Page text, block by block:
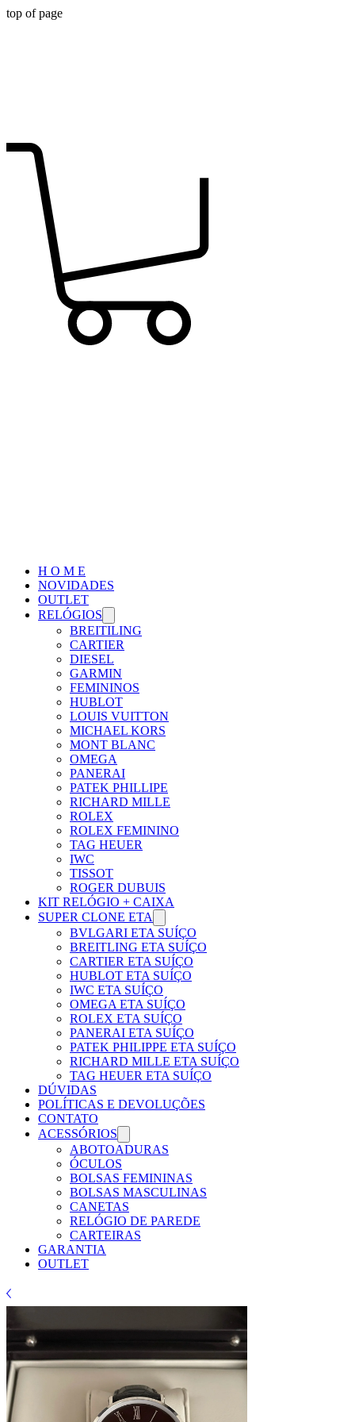
top of page
H O M E
NOVIDADES
OUTLET
RELÓGIOS
BREITILING
CARTIER
DIESEL
GARMIN
FEMININOS
HUBLOT
LOUIS VUITTON
MICHAEL KORS
MONT BLANC
OMEGA
PANERAI
PATEK PHILLIPE
RICHARD MILLE
ROLEX
ROLEX FEMININO
TAG HEUER
IWC
TISSOT
ROGER DUBUIS
KIT RELÓGIO + CAIXA
SUPER CLONE ETA
BVLGARI ETA SUÍÇO
BREITLING ETA SUÍÇO
CARTIER ETA SUÍÇO
HUBLOT ETA SUÍÇO
IWC ETA SUÍÇO
OMEGA ETA SUÍÇO
ROLEX ETA SUÍÇO
PANERAI ETA SUÍÇO
PATEK PHILIPPE ETA SUÍÇO
RICHARD MILLE ETA SUÍÇO
TAG HEUER ETA SUÍÇO
DÚVIDAS
POLÍTICAS E DEVOLUÇÕES
CONTATO
ACESSÓRIOS
ABOTOADURAS
ÓCULOS
BOLSAS FEMININAS
BOLSAS MASCULINAS
CANETAS
RELÓGIO DE PAREDE
CARTEIRAS
GARANTIA
OUTLET